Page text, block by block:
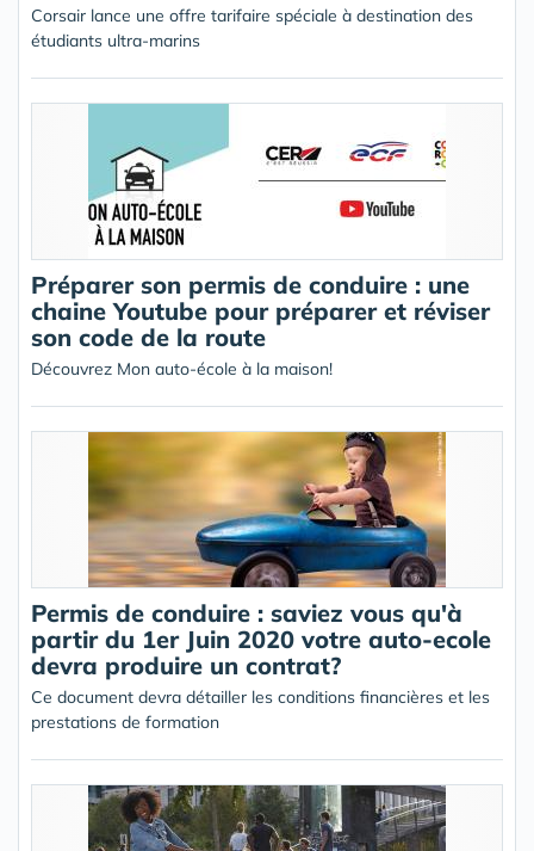
Corsair lance une offre tarifaire spéciale à destination des
étudiants ultra-marins
Préparer son permis de conduire : une
chaine Youtube pour préparer et réviser
son code de la route
Découvrez Mon auto-école à la maison!
Permis de conduire : saviez vous qu'à
partir du 1er Juin 2020 votre auto-ecole
devra produire un contrat?
Ce document devra détailler les conditions financières et les
prestations de formation